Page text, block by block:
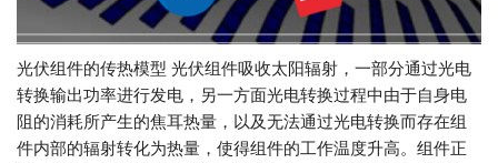
光伏组件的传热模型 光伏组件吸收太阳辐射，一部分通过光电
转换输出功率进行发电，另一方面光电转换过程中由于自身电
阻的消耗所产生的焦耳热量，以及无法通过光电转换而存在组
件内部的辐射转化为热量，使得组件的工作温度升高。组件正